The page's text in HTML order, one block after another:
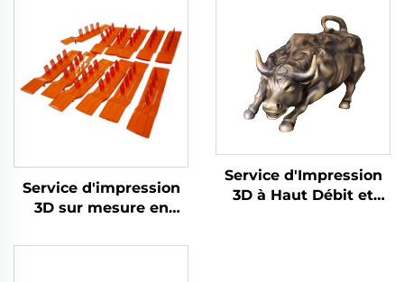
Service d'impression
3D sur mesure en
haute résistance
Service d'Impression
3D à Haut Débit et